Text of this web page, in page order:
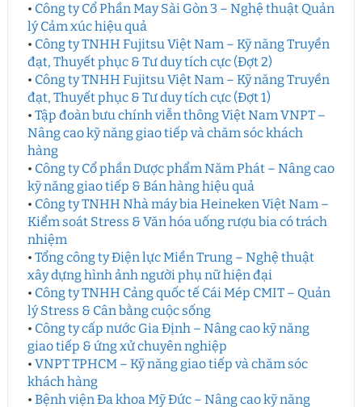
• Công ty Cổ Phần May Sài Gòn 3 – Nghệ thuật Quản
lý Cảm xúc hiệu quả
• Công ty TNHH Fujitsu Việt Nam – Kỹ năng Truyền
đạt, Thuyết phục & Tư duy tích cực (Đợt 2)
• Công ty TNHH Fujitsu Việt Nam – Kỹ năng Truyền
đạt, Thuyết phục & Tư duy tích cực (Đợt 1)
• Tập đoàn bưu chính viễn thông Việt Nam VNPT –
Nâng cao kỹ năng giao tiếp và chăm sóc khách
hàng
• Công ty Cổ phần Dược phẩm Năm Phát – Nâng cao
kỹ năng giao tiếp & Bán hàng hiệu quả
• Công ty TNHH Nhà máy bia Heineken Việt Nam –
Kiểm soát Stress & Văn hóa uống rượu bia có trách
nhiệm
• Tổng công ty Điện lực Miền Trung – Nghệ thuật
xây dựng hình ảnh người phụ nữ hiện đại
• Công ty TNHH Cảng quốc tế Cái Mép CMIT – Quản
lý Stress & Cân bằng cuộc sống
• Công ty cấp nước Gia Định – Nâng cao kỹ năng
giao tiếp & ứng xử chuyên nghiệp
• VNPT TPHCM – Kỹ năng giao tiếp và chăm sóc
khách hàng
• Bệnh viện Đa khoa Mỹ Đức – Nâng cao kỹ năng